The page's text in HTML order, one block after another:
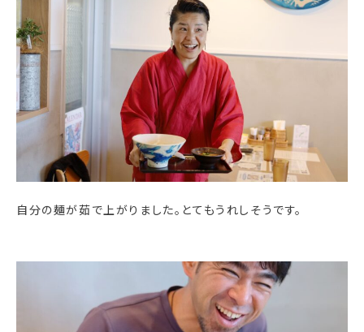
自分の麺が茹で上がりました。とてもうれしそうです。